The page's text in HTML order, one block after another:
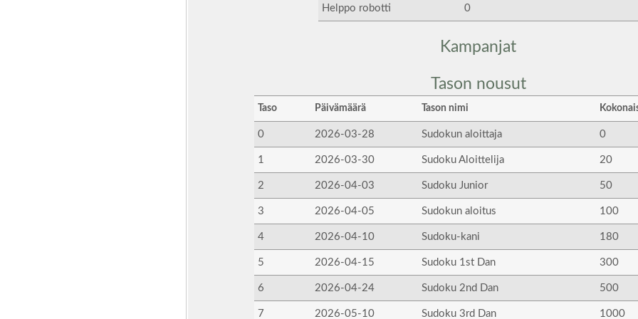
Helppo robotti 0
Kampanjat
Tason nousut
Taso Päivämäärä Tason nimi
0 2026-03-28 Sudokun aloittaja 0
1 2026-03-30 Sudoku Aloittelija 20
2 2026-04-03 Sudoku Junior 50
3 2026-04-05 Sudokun aloitus 100
4 2026-04-10 Sudoku-kani 180
5 2026-04-15 Sudoku 1st Dan 300
6 2026-04-24 Sudoku 2nd Dan 500
7 2026-05-10 Sudoku 3rd Dan 1000